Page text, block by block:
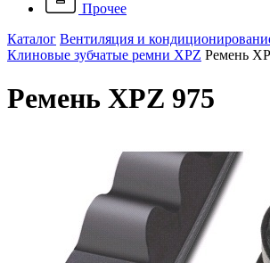
Прочее
Каталог Вентиляция и
Клиновые зубчатые ремни XPZ Ремень
Ремень XPZ 975